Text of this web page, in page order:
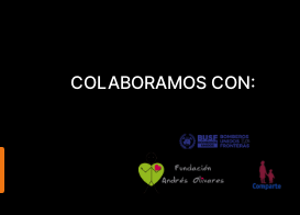
COLABORAMOS CON: